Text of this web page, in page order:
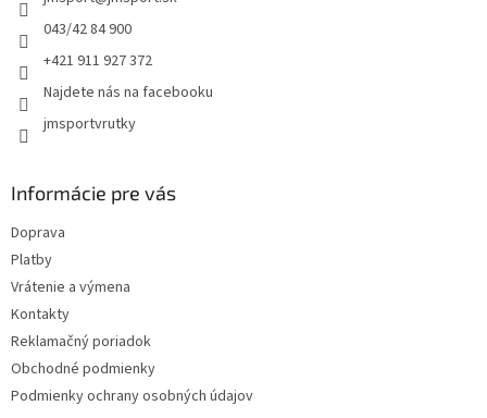
043/42 84 900
+421 911 927 372
Najdete nás na facebooku
jmsportvrutky
Informácie pre vás
Doprava
Platby
Vrátenie a výmena
Kontakty
Reklamačný poriadok
Obchodné podmienky
Podmienky ochrany osobných údajov